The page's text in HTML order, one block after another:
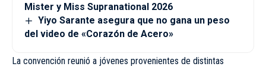
Mister y Miss Supranational 2026
Yiyo Sarante asegura que no gana un peso
del video de «Corazón de Acero»
La convención reunió a jóvenes provenientes de distintas